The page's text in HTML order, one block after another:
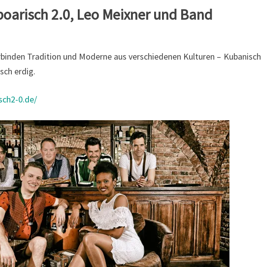
UHR
2.0, Leo Meixner und Band
Tradition und Moderne aus verschiedenen Kulturen – Kubanisch
erdig.
0.de/